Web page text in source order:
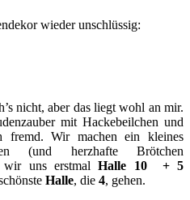
wieder unschlüssig:
nicht, aber das liegt wohl an mir.
mit Hackebeilchen und
fremd. Wir machen ein kleines
(und herzhafte Brötchen
wir uns erstmalHalle 10 + 5
Halle, die 4, gehen.